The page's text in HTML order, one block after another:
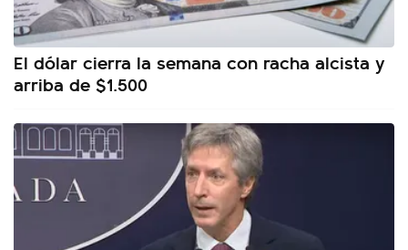
El dólar cierra la semana con racha alcista y
arriba de $1.500